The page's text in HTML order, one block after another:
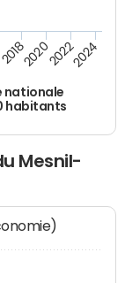
nationale
habitants
2018202020222024
Mesnil-